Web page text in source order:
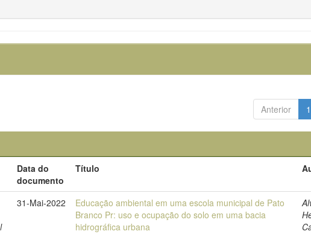
Anterior 1
Data do
documento
Título
31-Mai-2022
Educação ambiental em uma escola municipal de Pato
Branco Pr: uso e ocupação do solo em uma bacia
hidrográfica urbana